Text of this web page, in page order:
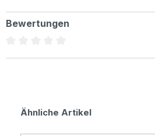
Bewertungen
Produktgalerie überspringen
Ähnliche Artikel